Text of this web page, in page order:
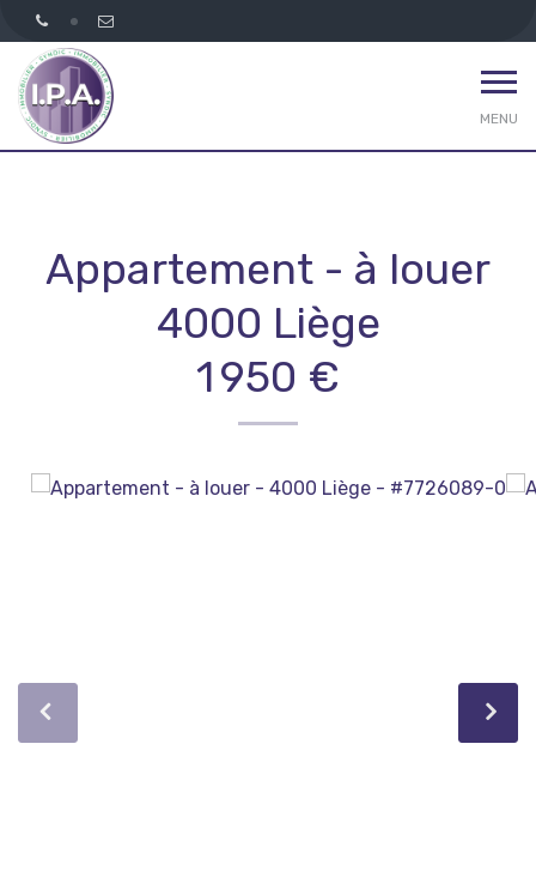
MENU
Appartement - à louer
4000 Liège
1 950 €